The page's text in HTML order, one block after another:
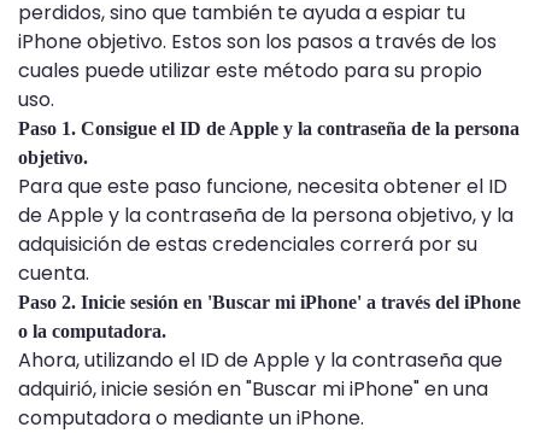
perdidos, sino que también te ayuda a espiar tu
iPhone objetivo. Estos son los pasos a través de los
cuales puede utilizar este método para su propio
uso.
Paso 1. Consigue el ID de Apple y la contraseña de la persona
objetivo.
Para que este paso funcione, necesita obtener el ID
de Apple y la contraseña de la persona objetivo, y la
adquisición de estas credenciales correrá por su
cuenta.
Paso 2. Inicie sesión en 'Buscar mi iPhone' a través del iPhone
o la computadora.
Ahora, utilizando el ID de Apple y la contraseña que
adquirió, inicie sesión en "Buscar mi iPhone" en una
computadora o mediante un iPhone.